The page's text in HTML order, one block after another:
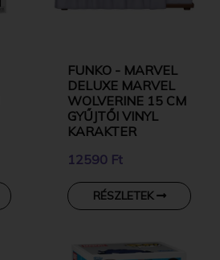
FUNKO - MARVEL
DELUXE MARVEL
WOLVERINE 15 CM
GYŰJTŐI VINYL
KARAKTER
12590 Ft
RÉSZLETEK